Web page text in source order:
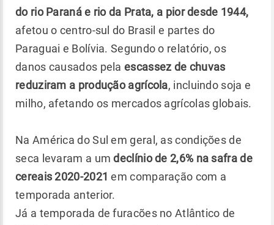
do rio Paraná e rio da Prata, a pior desde 1944,
afetou o centro-sul do Brasil e partes do
Paraguai e Bolívia. Segundo o relatório, os
danos causados ​​pelaescassez de chuvas
reduziram a produção agrícola, incluindo soja e
milho, afetando os mercados agrícolas globais.
Na América do Sul em geral, as condições de
seca levaram a umdeclínio de 2,6% na safra de
cereais 2020-2021 em comparação com a
temporada anterior.
Já a temporada de furacões no Atlântico de